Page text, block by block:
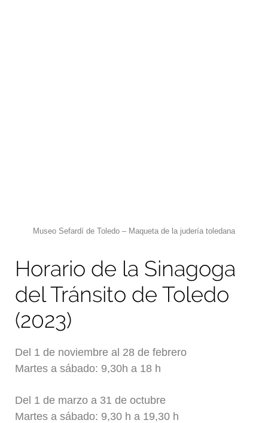
Museo Sefardí de Toledo – Maqueta de la judería toledana
Horario de la Sinagoga
del Tránsito de Toledo
(2023)
Del 1 de noviembre al 28 de febrero
Martes a sábado: 9,30h a 18 h
Del 1 de marzo a 31 de octubre
Martes a sábado: 9,30 h a 19,30 h